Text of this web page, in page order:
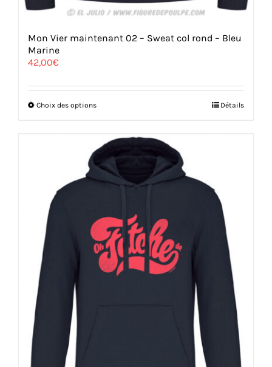
Mon Vier maintenant 02 – Sweat col rond – Bleu
Marine
42,00€
Choix des optionsCe
plusieurs
variations.
Les
options
peuvent
sur
la
page
du
produit
Détails